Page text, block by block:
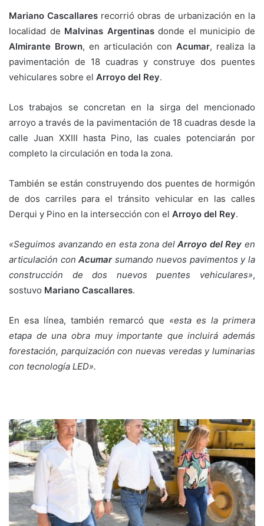
Mariano Cascallares recorrió obras de urbanización en la
localidad de Malvinas Argentinasdonde el municipio de
Almirante Brown, en articulación con Acumar, realiza la
pavimentación de 18 cuadras y construye dos puentes
vehiculares sobre el Arroyo del Rey.
Los trabajos se concretan en la sirga del mencionado
arroyo a través de la pavimentación de 18 cuadras desde la
calle Juan XXIII hasta Pino, las cuales potenciarán por
completo la circulación en toda la zona.
También se están construyendo dos puentes de hormigón
de dos carriles para el tránsito vehicular en las calles
Derqui y Pino en la intersección con el Arroyo del Rey.
«Seguimos avanzando en esta zona delArroyo del Rey en
articulación conAcumarsumando nuevos pavimentos y la
construcción de dos nuevos puentes vehiculares»,
sostuvo Mariano Cascallares.
En esa línea, también remarcó que «esta es la primera
etapa de una obra muy importante que incluirá además
forestación, parquización con nuevas veredas y luminarias
con tecnología LED».